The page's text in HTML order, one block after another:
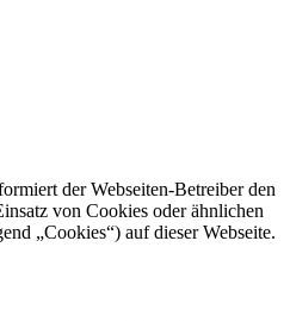
der Webseiten-Betreiber den
von Cookies oder ähnlichen
„Cookies“) auf dieser Webseite.